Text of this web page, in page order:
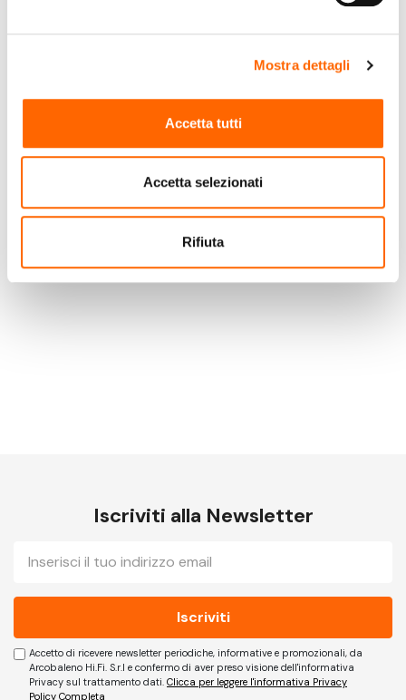
Mostra dettagli
Accetta tutti
Accetta selezionati
Rifiuta
installazione
Caricamento frontale
Bianco D
Iscriviti alla Newsletter
Accetto di ricevere newsletter periodiche, informative e promozionali, da
Arcobaleno Hi.Fi. S.r.l e confermo di aver preso visione dell'informativa
Privacy sul trattamento dati. Clicca per leggere l'informativa Privacy
Policy Completa